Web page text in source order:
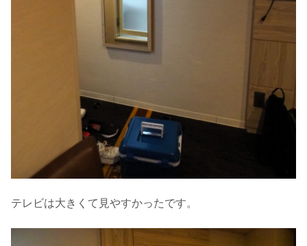
テレビは大きくて見やすかったです。